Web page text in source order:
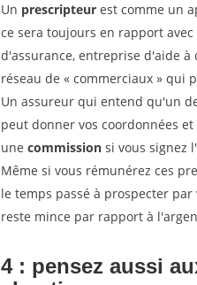
Un prescripteur est comme un
ce sera toujours en rapport
d'assurance, entreprise d'aide à
réseau de « commerciaux » qui
Un assureur qui entend qu'un
peut donner vos coordonnées
une commission si vous signez
Même si vous rémunérez ces
le temps passé à prospecter
reste mince par rapport à
4 : pensez aussi